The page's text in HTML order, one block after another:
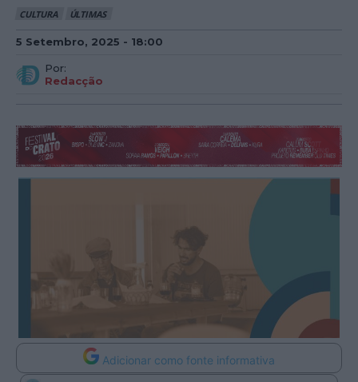
CULTURA ÚLTIMAS
5 Setembro, 2025 - 18:00
Por:
Redacção
Adicionar como fonte informativa